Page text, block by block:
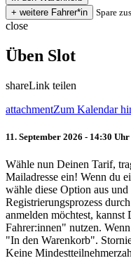
Spare
close
Üben Slot
shareLink teilen
attachmentZum Kalendar
11. September 2026 - 14:30
Wähle nun Deinen Tarif,
Mailadresse ein! Wenn du
wähle diese Option aus
Registrierungsprozess
anmelden möchtest,
Fahrer:innen" nutzen.
"In den Warenkorb".
Keine